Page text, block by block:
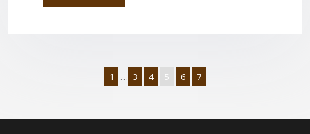
1 … 3 4 5 6 7